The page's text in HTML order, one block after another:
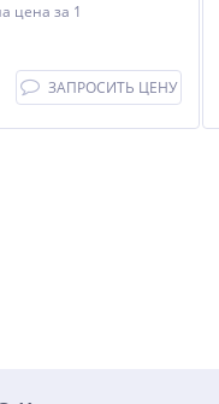
цена за 1
ЗАПРОСИТЬ ЦЕНУ